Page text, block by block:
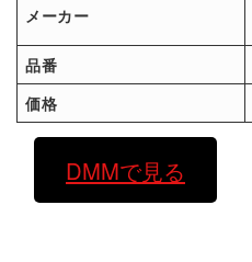
メーカー
品番
価格
DMMで見る